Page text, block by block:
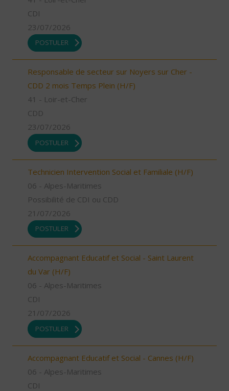
CDI
23/07/2026
POSTULER
Responsable de secteur sur Noyers sur Cher -
CDD 2 mois Temps Plein (H/F)
41 - Loir-et-Cher
CDD
23/07/2026
POSTULER
Technicien Intervention Social et Familiale (H/F)
06 - Alpes-Maritimes
Possibilité de CDI ou CDD
21/07/2026
POSTULER
Accompagnant Educatif et Social - Saint Laurent
du Var (H/F)
06 - Alpes-Maritimes
CDI
21/07/2026
POSTULER
Accompagnant Educatif et Social - Cannes (H/F)
06 - Alpes-Maritimes
CDI